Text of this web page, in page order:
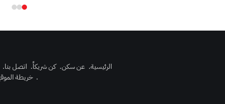
الرئيسية. عن سكن. كن شريكاً. اتصل بنا.
. خريطة